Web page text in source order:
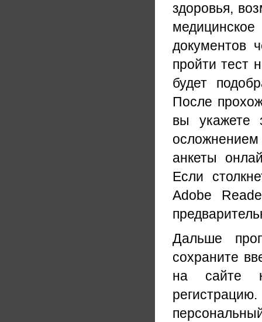
здоровья,
документов
пройти тест
будет
После
вы укажете
осложнением
анкеты
Если
Adobe
Дальше
сохраните
на сайте